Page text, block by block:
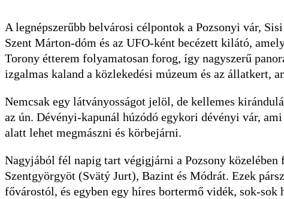
A legnépszerűbb belvárosi célpontok a Pozsonyi vár,
Szent Márton-dóm és az UFO-ként becézett kilátó,
Torony étterem folyamatosan forog, így nagyszerű
izgalmas kaland a közlekedési múzeum és az állatkert,
Nemcsak egy látványosságot jelöl, de kellemes
az ún. Dévényi-kapunál húzódó egykori dévényi vár,
alatt lehet megmászni és körbejárni.
Nagyjából fél napig tart végigjárni a Pozsony közelében
Szentgyörgyöt (Svätý Jurt), Bazint és Módrát. Ezek
fővárostól, és egyben egy híres bortermő vidék, sok-